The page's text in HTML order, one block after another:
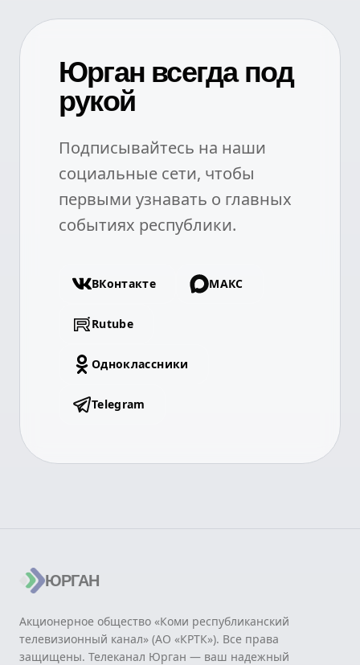
Юрган всегда под
рукой
Подписывайтесь на наши
социальные сети, чтобы
первыми узнавать о главных
событиях республики.
ВКонтакте МАКС
Rutube
Одноклассники
Telegram
ЮРГАН
Акционерное общество «Коми республиканский
телевизионный канал» (АО «КРТК»). Все права
защищены. Телеканал Юрган — ваш надежный